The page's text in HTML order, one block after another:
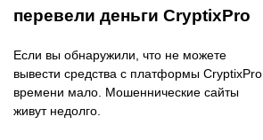
перевели деньги CryptixPro
Если вы обнаружили, что не можете
вывести средства с платформы CryptixPro,
времени мало. Мошеннические сайты
живут недолго.